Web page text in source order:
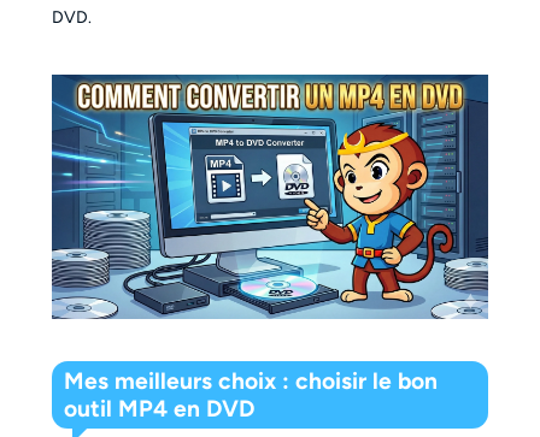
DVD.
Mes meilleurs choix : choisir le bon
outil MP4 en DVD